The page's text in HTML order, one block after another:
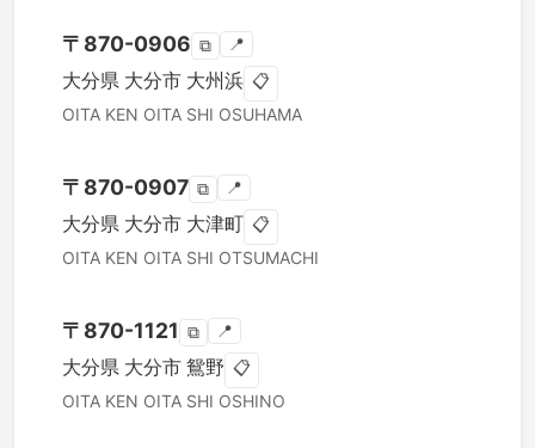
〒 870-0906 ⧉ 📍
大分県 大分市 大州浜 📋
OITA KEN OITA SHI OSUHAMA
〒 870-0907 ⧉ 📍
大分県 大分市 大津町 📋
OITA KEN OITA SHI OTSUMACHI
〒 870-1121 ⧉ 📍
大分県 大分市 鴛野 📋
OITA KEN OITA SHI OSHINO